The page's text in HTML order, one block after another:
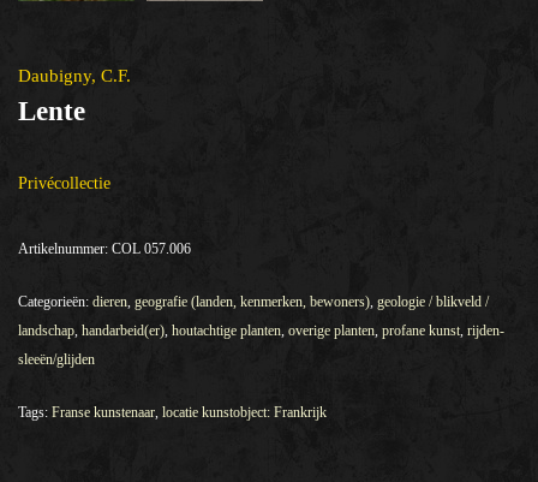
Daubigny, C.F.
Lente
Privécollectie
Artikelnummer: COL 057.006
Categorieën: dieren geografie (landen, kenmerken, bewoners) geologie / blikveld /
landschap handarbeid(er) houtachtige planten overige planten profane kunst rijden-
sleeën/glijden
Tags: Franse kunstenaar locatie kunstobject: Frankrijk